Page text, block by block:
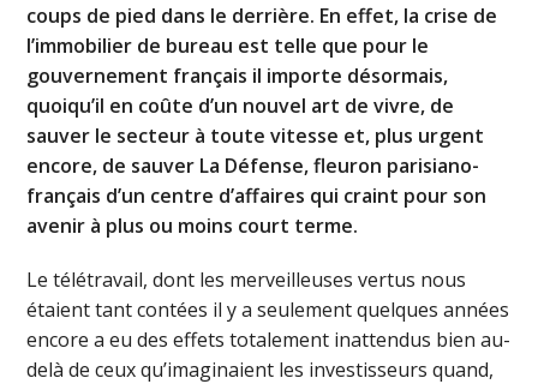
coups de pied dans le derrière. En effet, la crise de
l’immobilier de bureau est telle que pour le
gouvernement français il importe désormais,
quoiqu’il en coûte d’un nouvel art de vivre, de
sauver le secteur à toute vitesse et, plus urgent
encore, de sauver La Défense, fleuron parisiano-
français d’un centre d’affaires qui craint pour son
avenir à plus ou moins court terme.
Le télétravail, dont les merveilleuses vertus nous
étaient tant contées il y a seulement quelques années
encore a eu des effets totalement inattendus bien au-
delà de ceux qu’imaginaient les investisseurs quand,